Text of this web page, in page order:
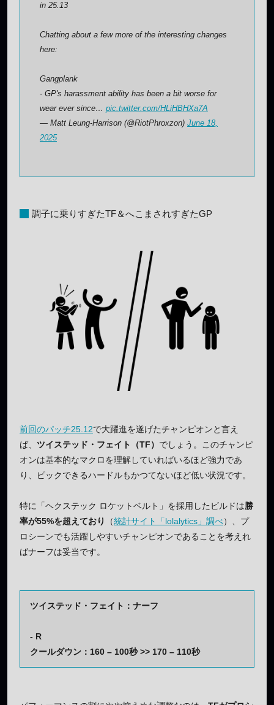
in 25.13
Chatting about a few more of the interesting changes
here:
Gangplank
- GP's harassment ability has been a bit worse for
wear ever since… pic.twitter.com/HLiHBHXa7A
— Matt Leung-Harrison (@RiotPhroxzon) June 18,
2025
調子に乗りすぎたTF＆へこまされすぎたGP
前回のパッチ25.12で大躍進を遂げたチャンピオンと言え
ば、 ツイステッド・フェイト（TF） でしょう。このチャンピ
オンは基本的なマクロを理解していればいるほど強力であ
り、ピックできるハードルもかつてないほど低い状況です。
特に「ヘクステック ロケットベルト」を採用したビルドは勝
率が55%を超えており
（統計サイト「lolalytics」調べ）、プ
ロシーンでも活躍しやすいチャンピオンであることを考えれ
ばナーフは妥当です。
ツイステッド・フェイト：ナーフ
- R
クールダウン：160 – 100秒 >> 170 – 110秒